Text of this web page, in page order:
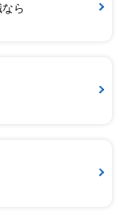
ら